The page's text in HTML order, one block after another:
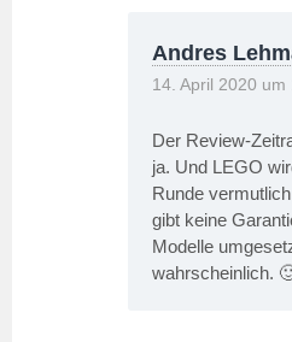
Andres
14. April 2020 um
Der Review-
ja. Und LEGO
Runde
gibt keine
Modelle
wahrscheinlich.